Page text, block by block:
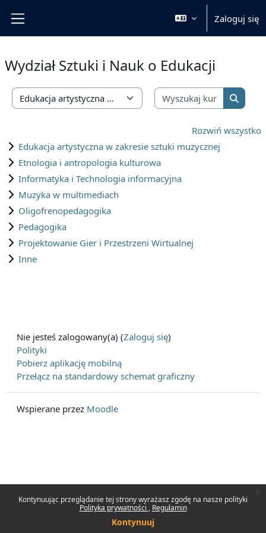
Kontynuując przeglądanie tej strony wyrażasz zgodę na nasze polityki
Polityka prywatności
Regulamin
Kontynuuj
Zaloguj się
Wydział Sztuki i Nauk o Edukacji
Kategorie kursów
Rozwiń wszystko
Edukacja artystyczna w zakresie sztuki muzycznej
Etnologia i antropologia kulturowa
Informatyka i Technologia informacyjna
Muzyka w multimediach
Oligofrenopedagogika
Pedagogika
Projektowanie Gier i Przestrzeni Wirtualnej
Inne
Nie jesteś zalogowany(a) (Zaloguj się)
Polityki
Pobierz aplikację mobilną
Przełącz na standardowy schemat graficzny
Wspierane przez Moodle